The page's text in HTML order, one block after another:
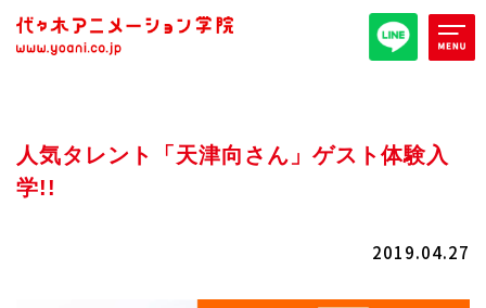
パンフレット取り寄せ
人気タレント「天津向さん」ゲスト体験入
学!!
2019.04.27